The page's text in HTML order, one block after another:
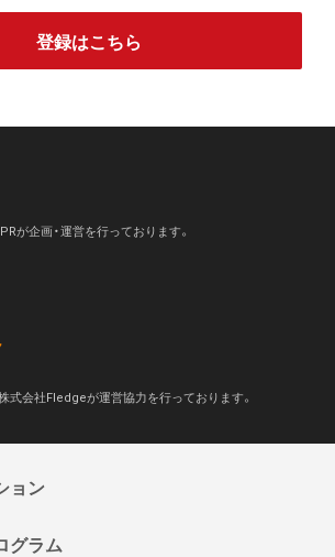
登録はこちら
が企画・運営を行っております。
式会社Fledgeが運営協力を行っております。
ョン
グラム